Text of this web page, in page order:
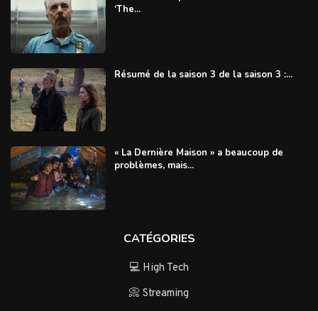
‘The...
Résumé de la saison 3 de la saison 3 :...
« La Dernière Maison » a beaucoup de
problèmes, mais...
CATÉGORIES
💻 High Tech
📀 Streaming